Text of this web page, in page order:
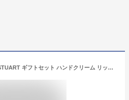
ジルスチュアート JILLSTUART ギフトセット ハンドクリーム リップ リップセラム リップスティック コスメセット リップバーム レディース 女性 ホワイトフローラル 高級 美白 ブランド さらさら べたつかない おしゃれ 乾燥 良い香り かわいい 手荒れ いい香り 誕生日 保湿